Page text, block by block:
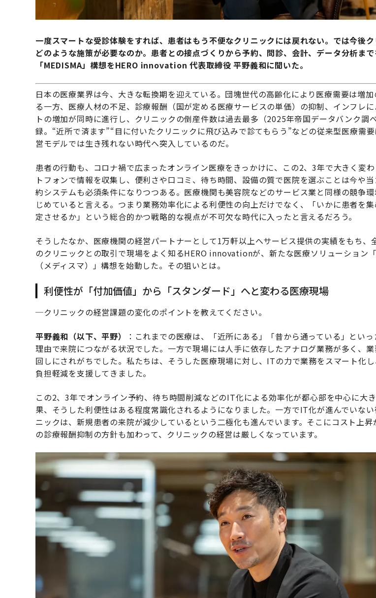
一度スマートな受診体験をすれば、患者はもう不便なクリニックには戻れない。では今後
どのような施策が必要なのか。患者との接点づくりから予約、問診、会計、データ分析ま
「MEDISMA」構想をHERO innovation 代表取締役 平野義和に聞いた。
日本の医療業界は今、大きな転換期を迎えている。団塊世代の高齢化により医療需要は増
る一方、医療人材の不足、診療報酬（国が定める医療サービスの単価）の抑制、インフレ
トの増加が同時に進行し、クリニックの倒産件数は過去最多（2025年帝国データバンク調
録。“近所で済ます”“目に付いたクリニックに飛び込みで診てもらう”などの従来型医療需
営モデルでは生き残れない時代へ突入しているのだ。
患者の行動も、コロナ禍で広まったオンライン医療をきっかけに、この2、3年で大きく変
トフォンで情報を収集し、便利さや口コミ、待ち時間、設備の質で医院を選ぶことは今や
約システムも必須条件になりつつある。医療機関も美容院などのサービス業と同様の競争
じめていると言える。つまり業務効率化による利便性の向上だけでなく、「いかに患者を
定させるか」という総合的かつ戦略的な視点が不可欠な時代に入ったと言えるだろう。
そうしたなか、医療機関の経営パートナーとして1万軒以上へサービス提供の実績をもち、
のクリニックとの取引で現場をよく知るHERO innovationが、新たな医療ソリューション
（メディスマ）」構想を始動した。その狙いとは。
利便性が「付加価値」から「スタンダード」へと変わる医療現場
─クリニックの経営課題の変化のポイントを教えてください。
平野義和（以下、平野）
：これまでの医療は、「近所にある」「昔から通っている」とい
理由で来院につながる状況でした。一方で現場には人手に依存したアナログ業務が多く、
回しにされがちでした。私たちは、そうした医療現場に対し、ITの力で業務をスマート化
負担軽減を支援してきました。
この2、3年でオンライン予約、待ち時間削減などのIT化による効率化が都心部を中心に大
果、そうした利便性はある程度常識化されるようになりました。一方でIT化が進んでいない
ニックは、新規患者の来院が減少しているという二極化も進んでいます。そこにコスト上昇
の診療報酬抑制の方針も加わって、クリニックの経営は厳しくなっています。